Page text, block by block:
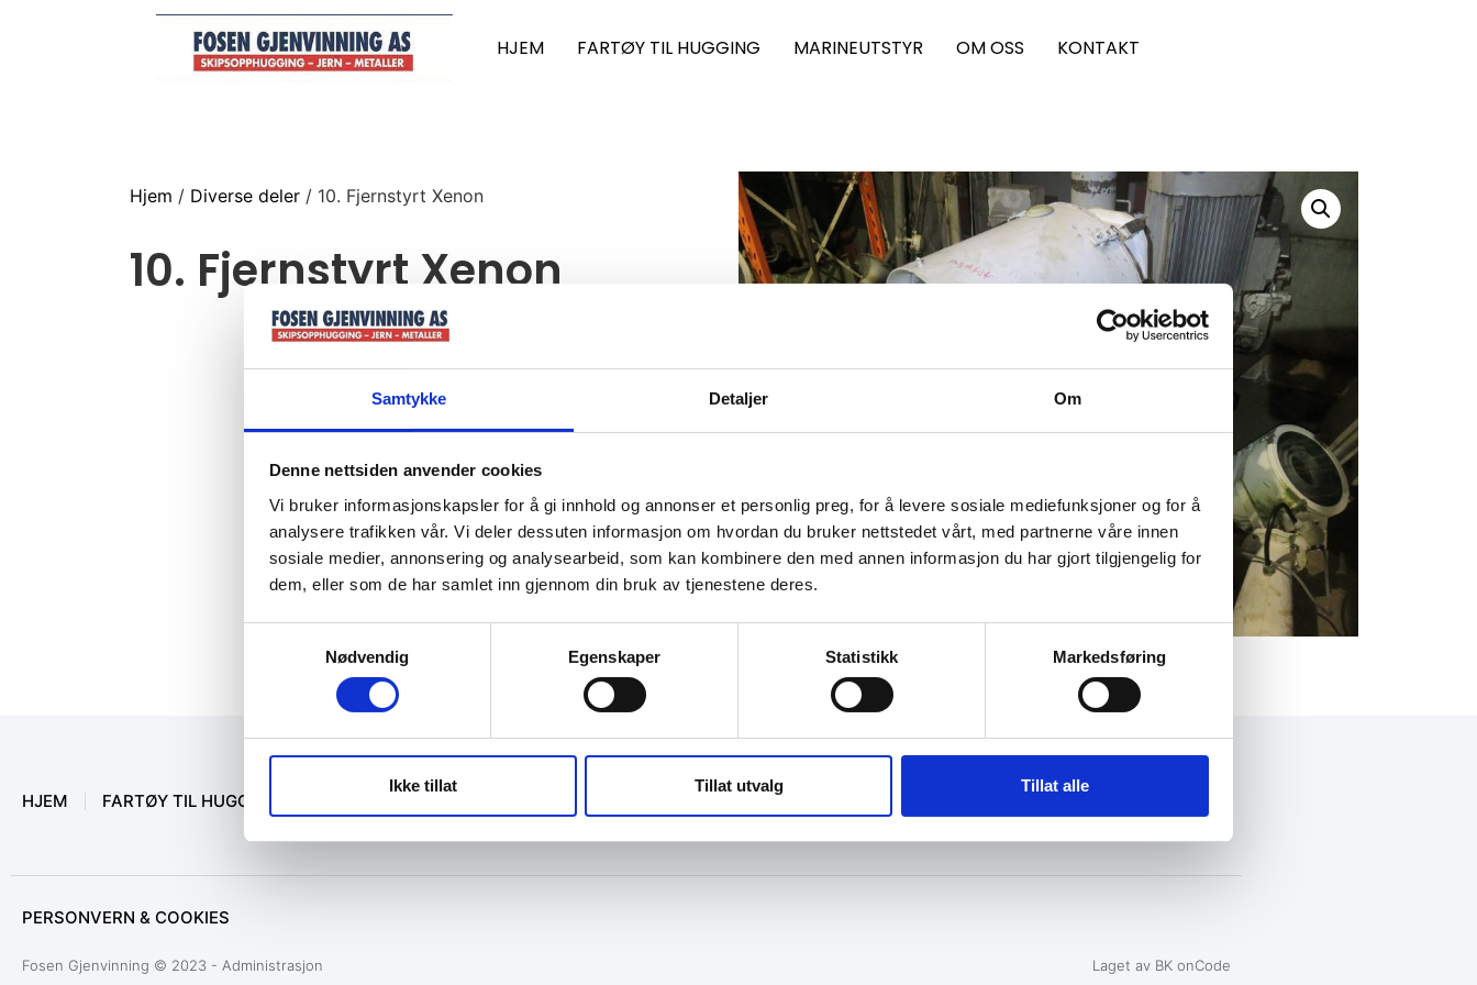
Samtykke Detaljer Om
Denne nettsiden anvender cookies
Vi bruker informasjonskapsler for å gi innhold og annonser et personlig preg, for å levere sosiale mediefunksjoner og for å
analysere trafikken vår. Vi deler dessuten informasjon om hvordan du bruker nettstedet vårt, med partnerne våre innen
sosiale medier, annonsering og analysearbeid, som kan kombinere den med annen informasjon du har gjort tilgjengelig for
dem, eller som de har samlet inn gjennom din bruk av tjenestene deres.
Nødvendig
Egenskaper Statistikk Markedsføring
Ikke tillat Tillat utvalg Tillat alle
HJEM FARTØY TIL HUGGING MARINEUTSTYR OM OSS KONTAKT
Hjem / Diverse deler/ 10. Fjernstyrt Xenon
10. Fjernstyrt Xenon
HJEM FARTØY TIL HUGGING
PERSONVERN & COOKIES
Fosen Gjenvinning © 2023 - Administrasjon Laget av BK onCode